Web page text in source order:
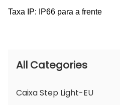
Taxa IP: IP66 para a frente
All Categories
Caixa Step Light-EU